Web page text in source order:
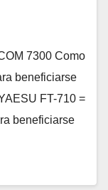
7300 Como
beneficiarse
FT-710 =
beneficiarse